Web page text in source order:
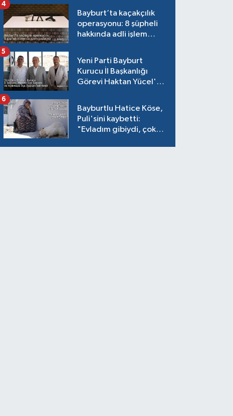
Bayburt’ta kaçakçılık
operasyonu: 8 şüpheli
hakkında adli işlem
4
Yeni Parti Bayburt
Kurucu İl Başkanlığı
Görevi Haktan Yücel'e
5
Bayburtlu Hatice Köse,
Puli'sini kaybetti:
"Evladım gibiydi, çok
6